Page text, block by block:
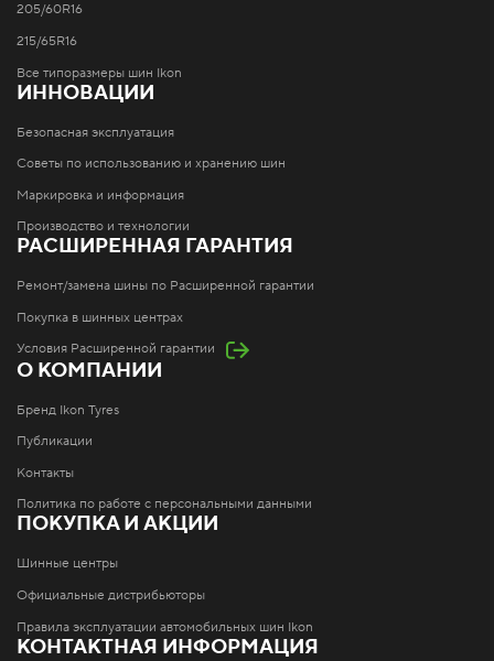
205/60R16
215/65R16
Все типоразмеры шин Ikon
ИННОВАЦИИ
Безопасная эксплуатация
Советы по использованию и хранению шин
Маркировка и информация
Производство и технологии
РАСШИРЕННАЯ ГАРАНТИЯ
Ремонт/замена шины по Расширенной гарантии
Покупка в шинных центрах
Условия Расширенной гарантии
О КОМПАНИИ
Бренд Ikon Tyres
Публикации
Контакты
Политика по работе с персональными данными
ПОКУПКА И АКЦИИ
Шинные центры
Официальные дистрибьюторы
Правила эксплуатации автомобильных шин Ikon
КОНТАКТНАЯ ИНФОРМАЦИЯ